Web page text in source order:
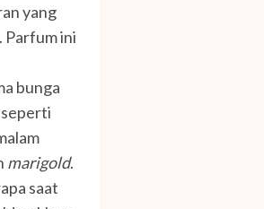
yang
Parfum ini
bunga
marigold.
saat